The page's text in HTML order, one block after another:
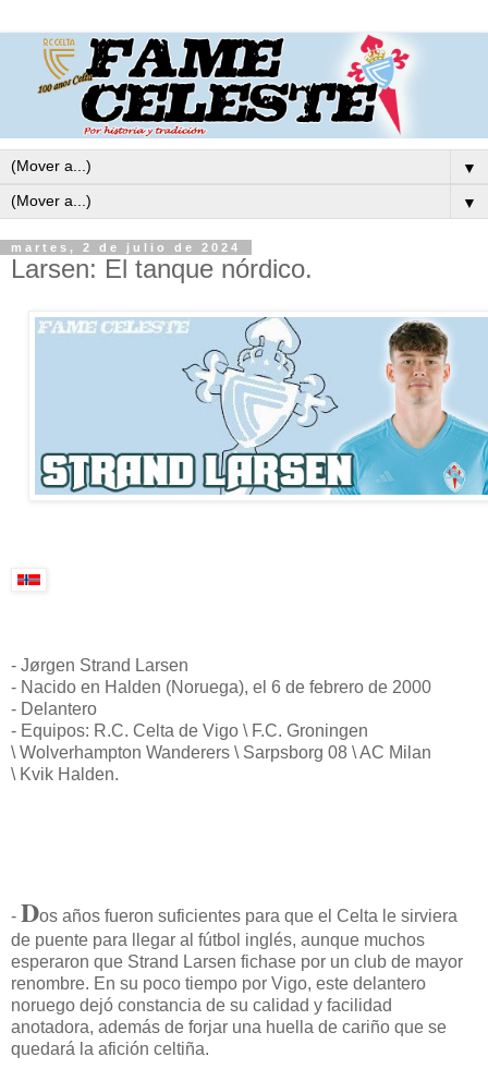
▼
▼
martes, 2 de julio de 2024
Larsen: El tanque nórdico.
- Jørgen Strand Larsen
- Nacido en Halden (Noruega), el 6 de febrero de 2000
- Delantero
- Equipos: R.C. Celta de Vigo \ F.C. Groningen
\ Wolverhampton Wanderers \ Sarpsborg 08 \ AC Milan
\ Kvik Halden.
- Dos años fueron suficientes para que el Celta le sirviera
de puente para llegar al fútbol inglés, aunque muchos
esperaron que Strand Larsen fichase por un club de mayor
renombre. En su poco tiempo por Vigo, este delantero
noruego dejó constancia de su calidad y facilidad
anotadora, además de forjar una huella de cariño que se
quedará la afición celtiña.